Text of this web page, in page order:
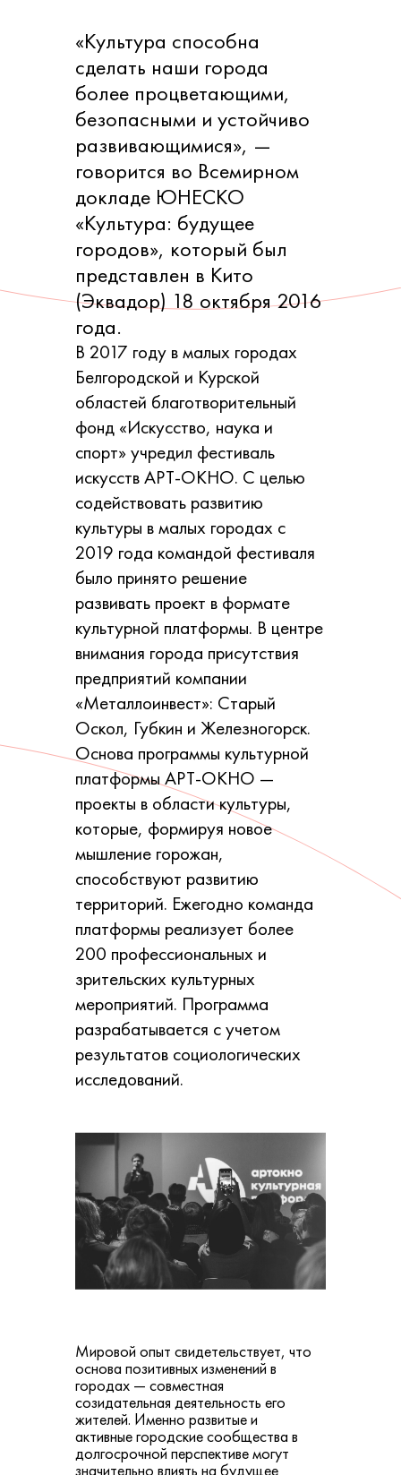
«Культура способна
сделать наши города
более процветающими,
безопасными и устойчиво
развивающимися», —
говорится во Всемирном
докладе ЮНЕСКО
«Культура: будущее
городов», который был
представлен в Кито
(Эквадор) 18 октября 2016
года.
В 2017 году в малых городах
Белгородской и Курской
областей благотворительный
фонд «Искусство, наука и
спорт» учредил фестиваль
искусств АРТ-ОКНО. С целью
содействовать развитию
культуры в малых городах с
2019 года командой фестиваля
было принято решение
развивать проект в формате
культурной платформы. В центре
внимания города присутствия
предприятий компании
«Металлоинвест»: Старый
Оскол, Губкин и Железногорск.
Основа программы культурной
платформы АРТ-ОКНО —
проекты в области культуры,
которые, формируя новое
мышление горожан,
способствуют развитию
территорий. Ежегодно команда
платформы реализует более
200 профессиональных и
зрительских культурных
мероприятий. Программа
разрабатывается с учетом
результатов социологических
исследований.
Мировой опыт свидетельствует, что
основа позитивных изменений в
городах — совместная
созидательная деятельность его
жителей. Именно развитые и
активные городские сообщества в
долгосрочной перспективе могут
значительно влиять на будущее